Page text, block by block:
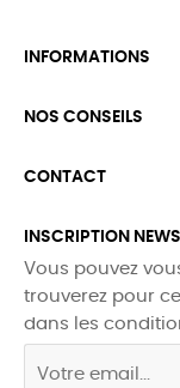
INFORMATIONS
NOS CONSEILS
CONTACT
INSCRIPTION
Vous pouvez
trouverez pour
dans les